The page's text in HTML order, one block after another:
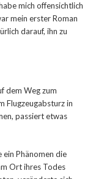
mich offensichtlich
mein erster Roman
darauf, ihn zu
dem Weg zum
Flugzeugabsturz in
passiert etwas
ein Phänomen die
Ort ihres Todes